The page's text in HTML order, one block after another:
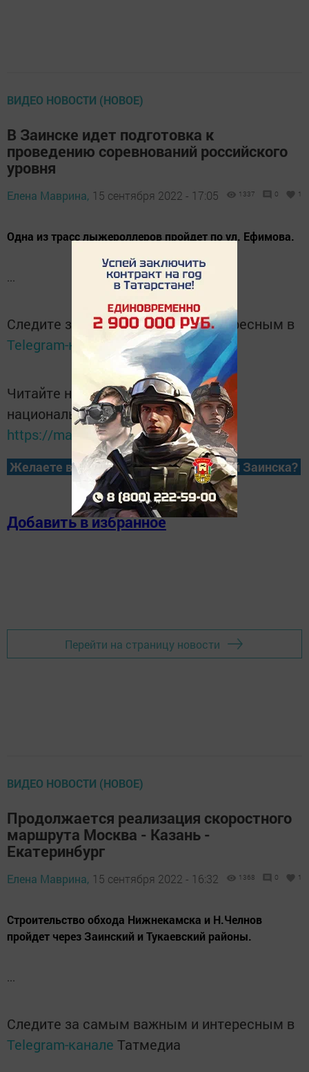
ВИДЕО НОВОСТИ (НОВОЕ)
В Заинске идет подготовка к
проведению соревнований российского
уровня
Елена Маврина, 15 сентября 2022 - 17:05 1337 0 1
Одна из трасс лыжероллеров пройдет по ул. Ефимова.
...
Следите за самым важным и интересным в
Telegram-канале
Татмедиа
Читайте новости Татарстана в
национальном мессенджере MАХ:
https://max.ru/tatmedia
Желаете всегда быть в курсе новостей Заинска?
Добавить в избранное
Перейти на страницу новости
ВИДЕО НОВОСТИ (НОВОЕ)
Продолжается реализация скоростного
маршрута Москва - Казань -
Екатеринбург
Елена Маврина, 15 сентября 2022 - 16:32 1368 0 1
Строительство обхода Нижнекамска и Н.Челнов
пройдет через Заинский и Тукаевский районы.
...
Следите за самым важным и интересным в
Telegram-канале Татмедиа